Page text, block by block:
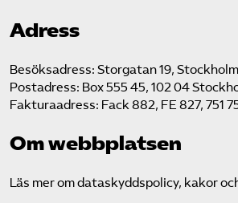
Adress
Besöksadress: Storgatan 19,
Postadress: Box 555 45, 102 04
Fakturaadress: Fack 882, FE 827, 751
Om webbplatsen
Läs mer om dataskyddspolicy, kakor